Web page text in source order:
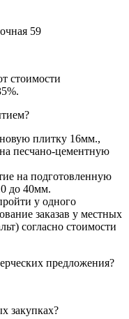
59
стоимости
плитку 16мм.,
песчано-цементную
на подготовленную
до 40мм.
у одного
заказав у местных
согласно стоимости
предложения?
закупках?